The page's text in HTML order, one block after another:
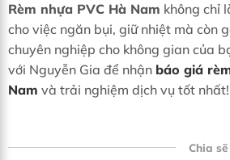
Rèm nhựa PVC Hà Nam không chỉ
cho việc ngăn bụi, giữ nhiệt mà còn
chuyên nghiệp cho không gian của
với Nguyễn Gia để nhận báo giá
Nam và trải nghiệm dịch vụ tốt nhất!
Chia sẽ